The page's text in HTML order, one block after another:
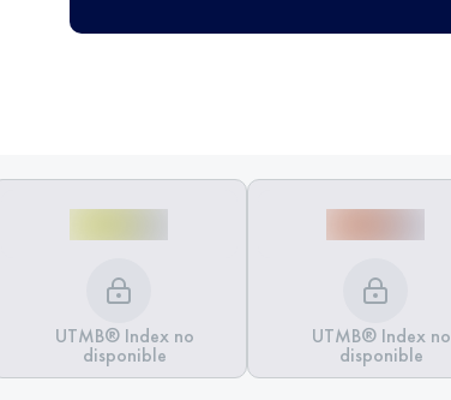
UTMB® Index no
disponible
UTMB® Index no
disponible